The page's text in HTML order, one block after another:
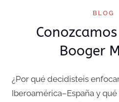
BLOG
Booger
¿Por qué decidisteis
Iberoamérica–España y